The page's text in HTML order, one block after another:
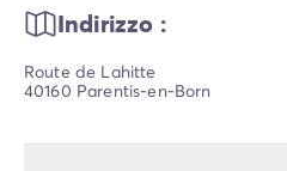
Indirizzo :
Route de Lahitte
40160 Parentis-en-Born